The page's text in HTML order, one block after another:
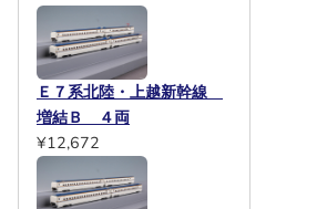
Ｅ７系北陸・上越新幹線
増結Ｂ ４両
¥12,672